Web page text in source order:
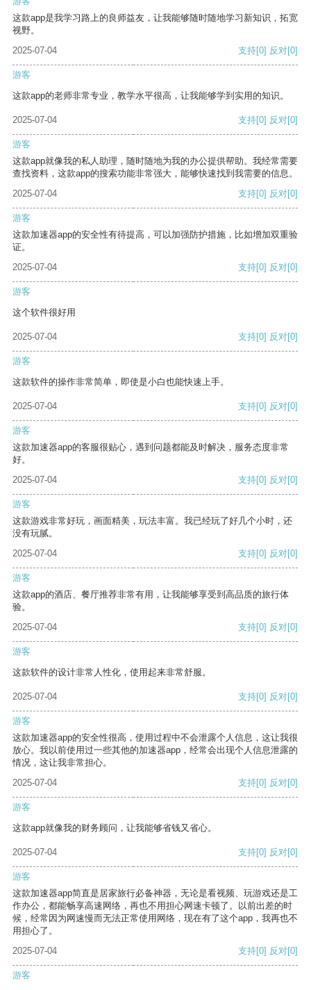
这款app是我学习路上的良师益友，让我能够随时随地学习新知识，拓宽
视野。
2025-07-04
支持[0] 反对[0]
游客
这款app的老师非常专业，教学水平很高，让我能够学到实用的知识。
2025-07-04 支持[0] 反对[0]
游客
这款app就像我的私人助理，随时随地为我的办公提供帮助。我经常需要
查找资料，这款app的搜索功能非常强大，能够快速找到我需要的信息。
2025-07-04
支持[0] 反对[0]
游客
这款加速器app的安全性有待提高，可以加强防护措施，比如增加双重验
证。
2025-07-04
支持[0] 反对[0]
游客
这个软件很好用
2025-07-04 支持[0] 反对[0]
游客
这款软件的操作非常简单，即使是小白也能快速上手。
2025-07-04 支持[0] 反对[0]
游客
这款加速器app的客服很贴心，遇到问题都能及时解决，服务态度非常
好。
2025-07-04
支持[0] 反对[0]
游客
这款游戏非常好玩，画面精美，玩法丰富。我已经玩了好几个小时，还
没有玩腻。
2025-07-04
支持[0] 反对[0]
游客
这款app的酒店、餐厅推荐非常有用，让我能够享受到高品质的旅行体
验。
2025-07-04
支持[0] 反对[0]
游客
这款软件的设计非常人性化，使用起来非常舒服。
2025-07-04 支持[0] 反对[0]
游客
这款加速器app的安全性很高，使用过程中不会泄露个人信息，这让我很
放心。我以前使用过一些其他的加速器app，经常会出现个人信息泄露的
情况，这让我非常担心。
2025-07-04
支持[0] 反对[0]
游客
这款app就像我的财务顾问，让我能够省钱又省心。
2025-07-04 支持[0] 反对[0]
游客
这款加速器app简直是居家旅行必备神器，无论是看视频、玩游戏还是工
作办公，都能畅享高速网络，再也不用担心网速卡顿了。以前出差的时
候，经常因为网速慢而无法正常使用网络，现在有了这个app，我再也不
用担心了。
2025-07-04
支持[0] 反对[0]
游客